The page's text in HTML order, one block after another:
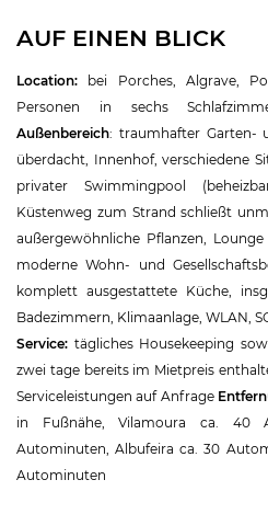
AUF EINEN BLICK
Location: bei Porches, Algrave,
Personen in sechs
Außenbereich: traumhafter Garten-
überdacht, Innenhof, verschiedene
privater Swimmingpool
Küstenweg zum Strand schließt
außergewöhnliche Pflanzen,
moderne Wohn- und
komplett ausgestattete Küche,
Badezimmern, Klimaanlage, WLAN,
Service: tägliches Housekeeping
zwei tage bereits im Mietpreis
Serviceleistungen auf Anfrage
in Fußnähe, Vilamoura ca. 40
Autominuten, Albufeira ca. 30
Autominuten